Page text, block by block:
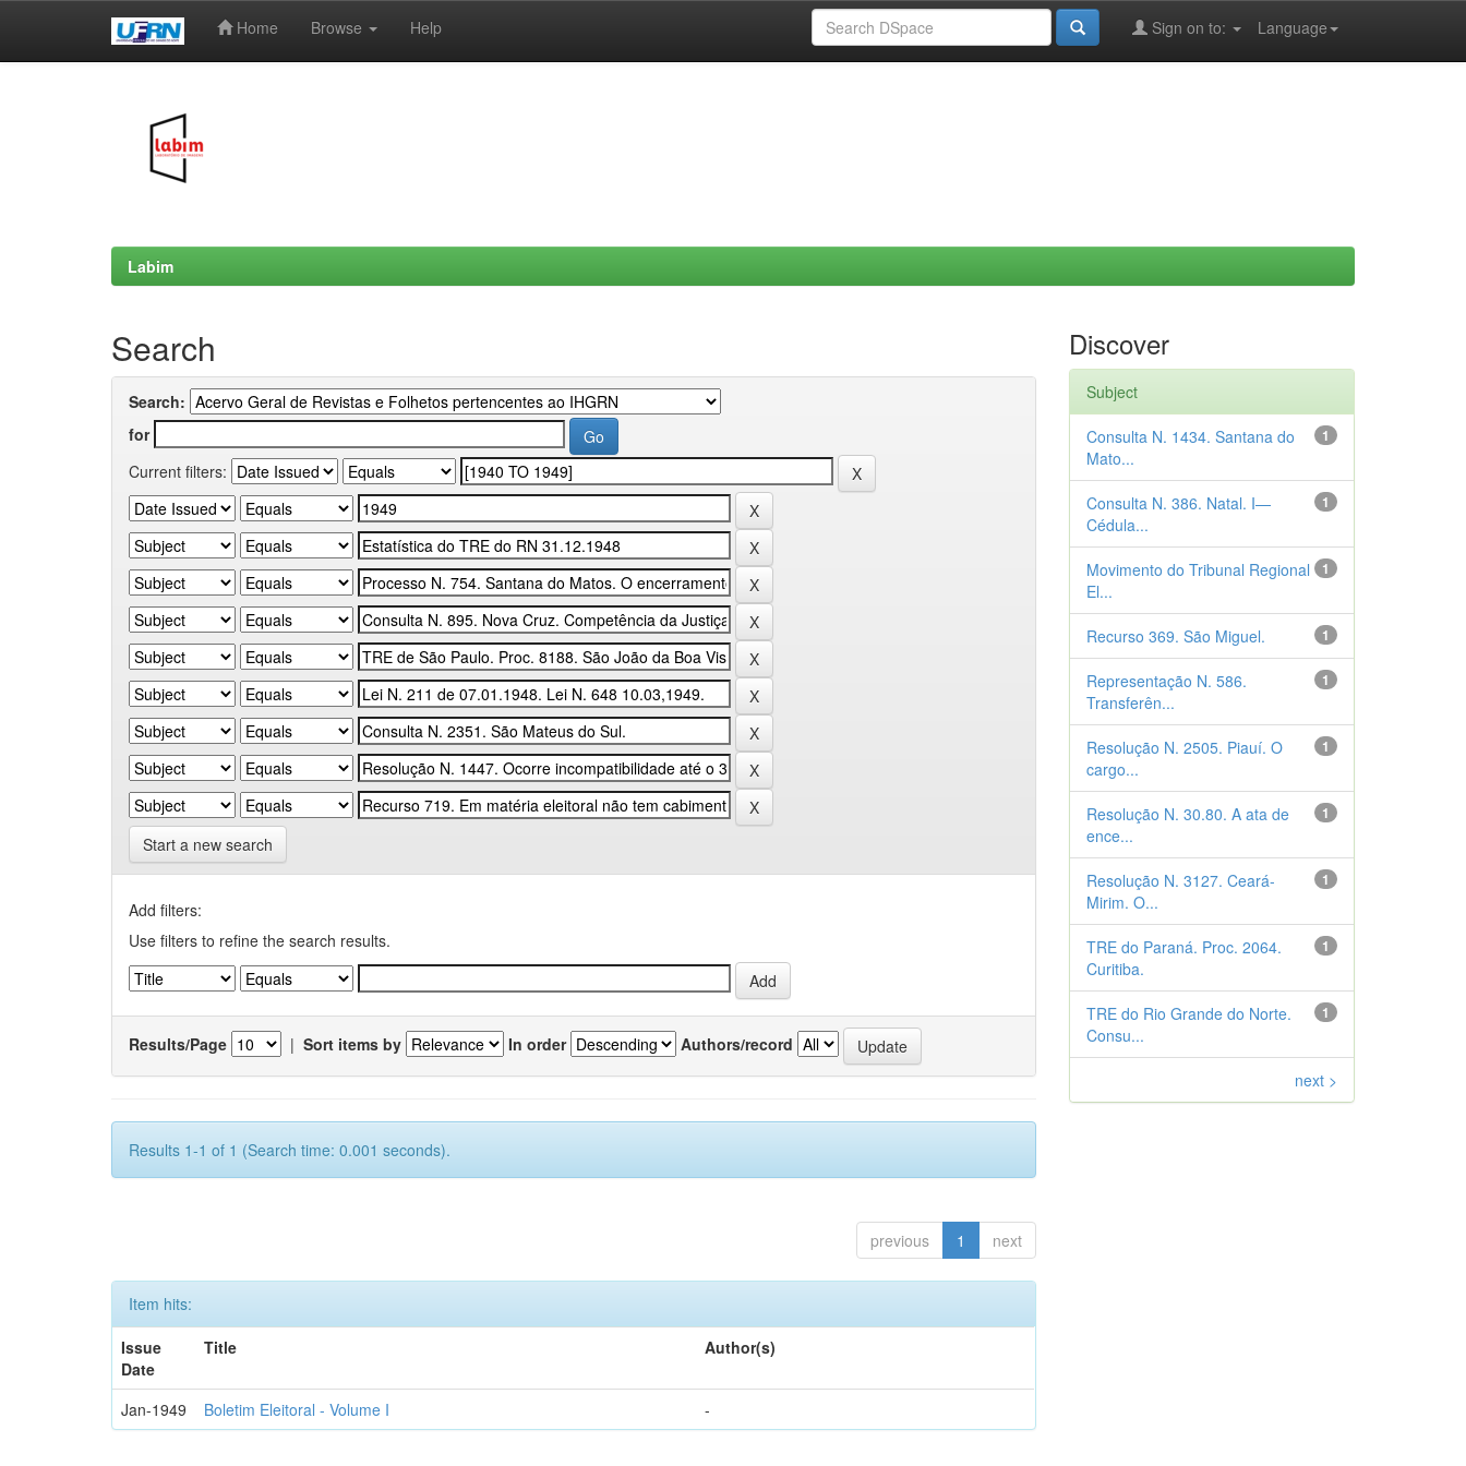
Home Browse Help Language
Sign on to:
Labim
Search
Search:
for
Current filters:
Start a new search
Add filters:
Use filters to refine the search results.
Results/Page | Sort items by In order Authors/record
Results 1-1 of 1 (Search time: 0.001 seconds).
previous 1 next
Item hits:
Issue
Date
Title Author(s)
Jan-1949 Boletim Eleitoral - Volume I -
Discover
Subject
1
Consulta N. 1434. Santana do
Mato...
1
Consulta N. 386. Natal. I—
Cédula...
1
Movimento do Tribunal Regional
El...
1
Recurso 369. São Miguel.
1
Representação N. 586.
Transferên...
1
Resolução N. 2505. Piauí. O
cargo...
1
Resolução N. 30.80. A ata de
ence...
1
Resolução N. 3127. Ceará-
Mirim. O...
1
TRE do Paraná. Proc. 2064.
Curitiba.
1
TRE do Rio Grande do Norte.
Consu...
next >